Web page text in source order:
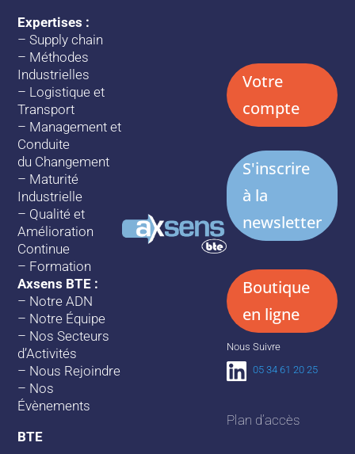
Expertises :
–Supply chain
– Méthodes
Industrielles
– Logistique et
Transport
– Management et
Conduite
du Changement
– Maturité
Industrielle
– Qualité et
Amélioration
Continue
– Formation
Axsens BTE :
– Notre ADN
– Notre Équipe
– Nos Secteurs
d’Activités
– Nous Rejoindre
– Nos
Évènements
BTE
Votre
compte
S'inscrire
à la
newsletter
Boutique
en ligne
Nous Suivre
05 34 61 20 25
Plan d’accès